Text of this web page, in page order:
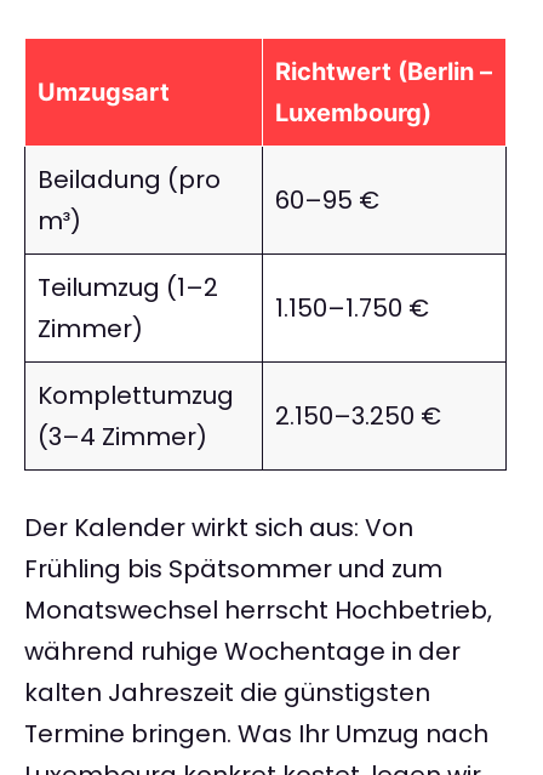
Umzugsart
Richtwert (Berlin –
Luxembourg)
Beiladung (pro
m³)
60–95 €
Teilumzug (1–2
Zimmer)
1.150–1.750 €
Komplettumzug
(3–4 Zimmer)
2.150–3.250 €
Der Kalender wirkt sich aus: Von
Frühling bis Spätsommer und zum
Monatswechsel herrscht Hochbetrieb,
während ruhige Wochentage in der
kalten Jahreszeit die günstigsten
Termine bringen. Was Ihr Umzug nach